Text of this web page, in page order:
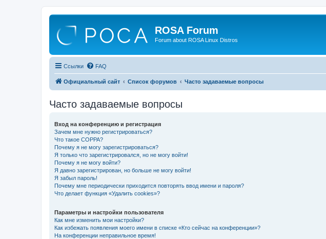
ROSA Forum
Forum about ROSA Linux Distros
Ссылки FAQ
Официальный сайт Список форумов Часто задаваемые вопросы
Часто задаваемые вопросы
Вход на конференцию и регистрация
Зачем мне нужно регистрироваться?
Что такое COPPA?
Почему я не могу зарегистрироваться?
Я только что зарегистрировался, но не могу войти!
Почему я не могу войти?
Я давно зарегистрирован, но больше не могу войти!
Я забыл пароль!
Почему мне периодически приходится повторять ввод имени и пароля?
Что делает функция «Удалить cookies»?
Параметры и настройки пользователя
Как мне изменить мои настройки?
Как избежать появления моего имени в списке «Кто сейчас на конференции»?
На конференции неправильное время!